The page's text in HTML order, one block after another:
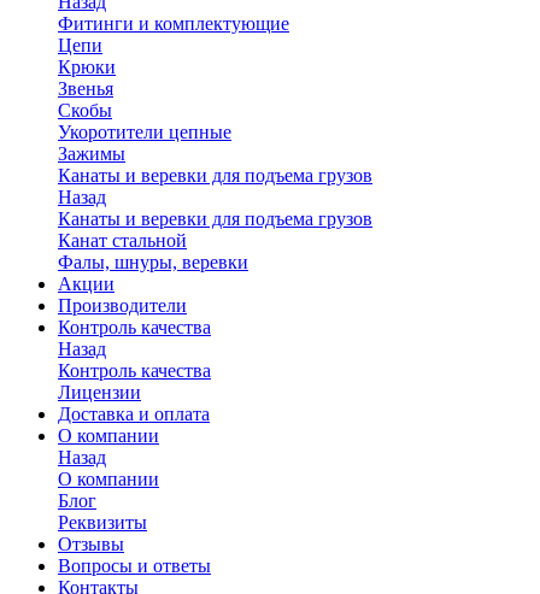
Фитинги и комплектующие
Цепи
Крюки
Звенья
Скобы
Укоротители цепные
Зажимы
Канаты и веревки для подъема грузов
Назад
Канаты и веревки для подъема грузов
Канат стальной
Фалы, шнуры, веревки
Акции
Производители
Контроль качества
Назад
Контроль качества
Лицензии
Доставка и оплата
О компании
Назад
О компании
Блог
Реквизиты
Отзывы
Вопросы и ответы
Контакты